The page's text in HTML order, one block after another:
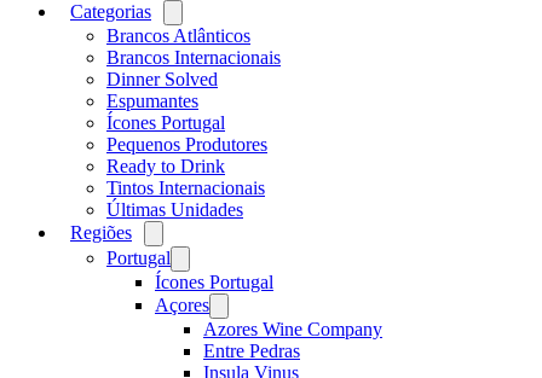
Categorias
menu
Brancos Atlânticos
Brancos Internacionais
Dinner Solved
Espumantes
Ícones Portugal
Pequenos Produtores
Ready to Drink
Tintos Internacionais
Últimas Unidades
Regiões
menu
Portugal
menu
Ícones Portugal
Açores
menu
Azores Wine Company
Entre Pedras
Insula Vinus